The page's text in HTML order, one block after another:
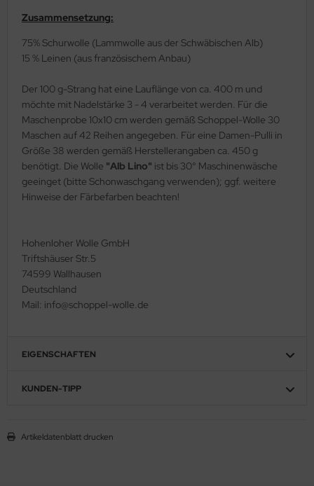
Zusammensetzung:
75% Schurwolle (Lammwolle aus der Schwäbischen Alb)
15 % Leinen (aus französischem Anbau)
Der 100 g-Strang hat eine Lauflänge von ca. 400 m und
möchte mit Nadelstärke 3 - 4 verarbeitet werden. Für die
Maschenprobe 10x10 cm werden gemäß Schoppel-Wolle 30
Maschen auf 42 Reihen angegeben. Für eine Damen-Pulli in
Größe 38 werden gemäß Herstellerangaben ca. 450 g
benötigt. Die Wolle "Alb Lino" ist bis 30° Maschinenwäsche
geeinget (bitte Schonwaschgang verwenden); ggf. weitere
Hinweise der Färbefarben beachten!
Hohenloher Wolle GmbH
Triftshäuser Str.5
74599 Wallhausen
Deutschland
Mail: info@schoppel-wolle.de
EIGENSCHAFTEN
KUNDEN-TIPP
Artikeldatenblatt drucken